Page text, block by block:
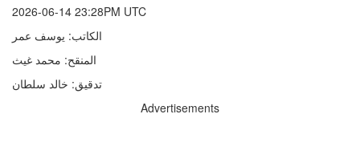
2026-06-14 23:28PM UTC
الكاتب: يوسف عمر
المنقح: محمد غيث
تدقيق: خالد سلطان
Advertisements